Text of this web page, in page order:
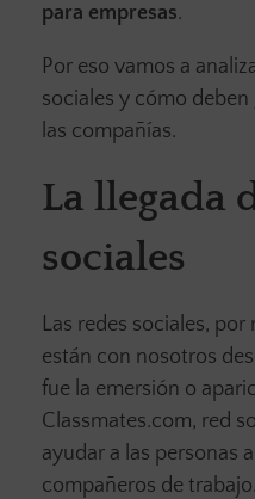
para empresas.
Por eso vamos a
sociales y cómo
las compañías.
La llegada
sociales
Las redes sociales,
están con nosotros
fue la emersión o
Classmates.com, red
ayudar a las personas
compañeros de